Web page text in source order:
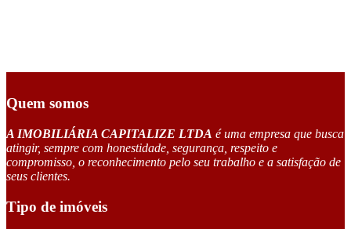
Quem somos
A IMOBILIÁRIA CAPITALIZE LTDA é uma empresa que busca
atingir, sempre com honestidade, segurança, respeito e
compromisso, o reconhecimento pelo seu trabalho e a satisfação de
seus clientes.
Tipo de imóveis